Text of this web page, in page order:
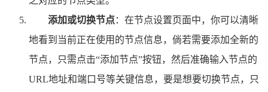
添加或切换节点：在节点设置页面中，你可以清晰
地看到当前正在使用的节点信息，倘若需要添加全新的
节点，只需点击“添加节点”按钮，然后准确输入节点的
URL地址和端口号等关键信息，要是想要切换节点，只